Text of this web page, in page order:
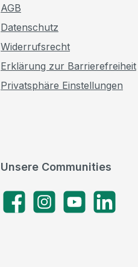
AGB
Datenschutz
Widerrufsrecht
Erklärung zur Barrierefreiheit
Privatsphäre Einstellungen
Unsere Communities
FacebookInstagramYouTubeLinkedIn